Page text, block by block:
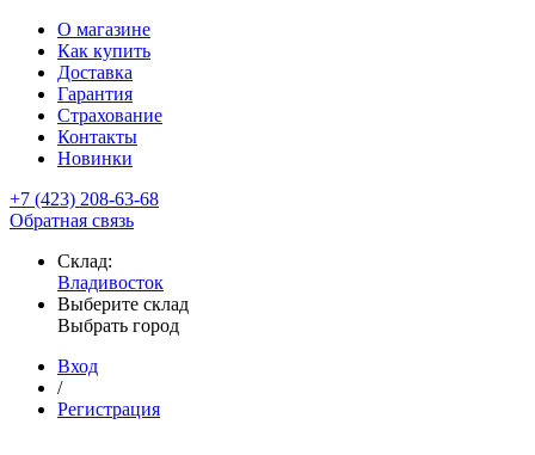
О магазине
Как купить
Доставка
Гарантия
Страхование
Контакты
Новинки
+7 (423) 208-63-68
Обратная связь
Склад:
Владивосток
Выберите склад
Выбрать город
Вход
/
Регистрация